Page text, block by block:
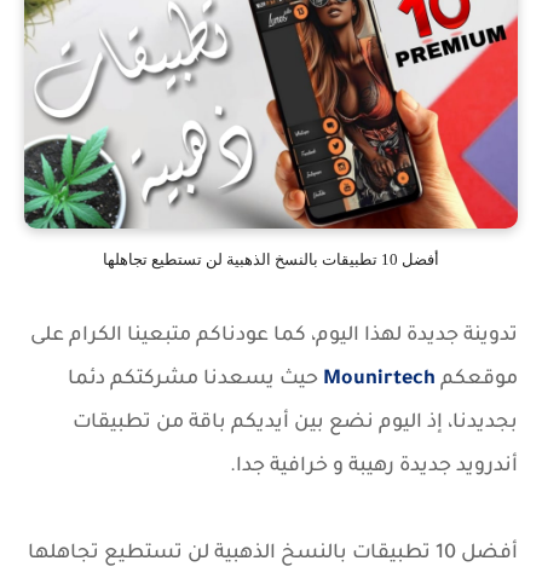
أفضل 10 تطبيقات بالنسخ الذهبية لن تستطيع تجاهلها
تدوينة جديدة لهذا اليوم، كما عودناكم متبعينا الكرام على
موقعكم Mounirtech حيث يسعدنا مشركتكم دئما
بجديدنا، إذ اليوم نضع بين أيديكم باقة من تطبيقات
أندرويد جديدة رهيبة و خرافية جدا.
أفضل 10 تطبيقات بالنسخ الذهبية لن تستطيع تجاهلها